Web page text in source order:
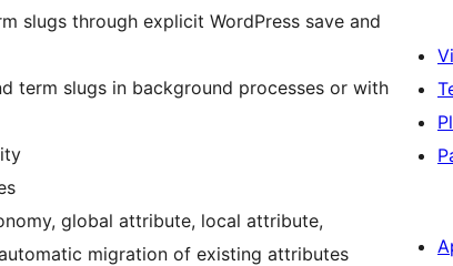
slugs through explicit WordPress save and
term slugs in background processes or with
global attribute, local attribute,
migration of existing attributes